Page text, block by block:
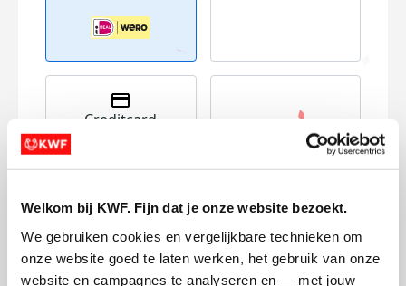
Welkom bij KWF. Fijn dat je onze website bezoekt.
We gebruiken cookies en vergelijkbare technieken om
onze website goed te laten werken, het gebruik van onze
website en campagnes te analyseren en — met jouw
Creditcard
Referentie